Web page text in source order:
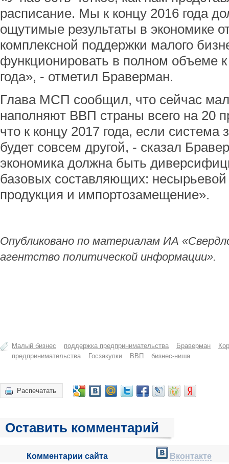
расписание. Мы к концу 2016 года
ощутимые результаты в экономике
комплексной поддержки малого
функционировать в полном объеме
года», - отметил Браверман.
Глава МСП сообщил, что сейчас
наполняют ВВП страны всего на 20
что к концу 2017 года, если система
будет совсем другой, - сказал
экономика должна быть
базовых составляющих: несырьевой
продукция и импортозамещение».
Опубликовано по материалам ИА
агентство политической информации».
Малый бизнес поддержка предпринимательства Браверман
предпринимательства
Госзакупки ВВП бизнес-ниша
Распечатать
Оставить комментарий
Комментарии сайта Вконтакте